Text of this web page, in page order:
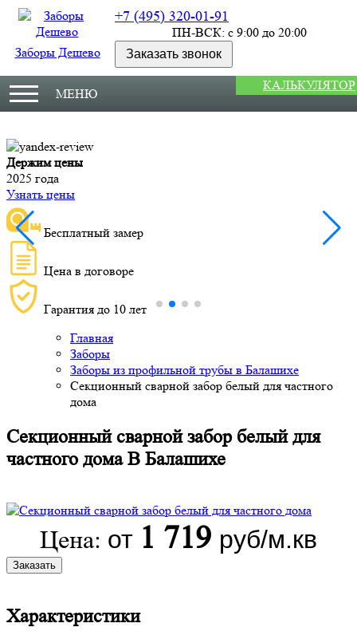
Заборы Дешево
+7 (495) 320-01-91
ПН-ВСК: с 9:00 до 20:00
Заказать звонок
МЕНЮ
КАЛЬКУЛЯТОР
Монтаж за три дня
Узнать доступную дату выезда замерщика
Главная
Заборы
Заборы из профильной трубы в Балашихе
Секционный сварной забор белый для частного
дома
Секционный сварной забор белый для
частного дома В Балашихе
Цена: от 1 719 руб/м.кв
Заказать
Характеристики